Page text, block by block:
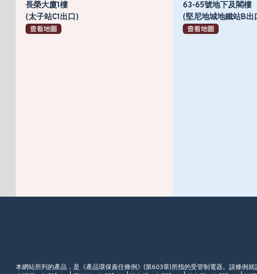
長榮大廈1樓
(太子站C1出口)
63-65號地下及閣樓
(堅尼地城地鐵站B出
本網站所列的產品，是《產品環保責任條例》(第603章)所指的受管制電器。該條例